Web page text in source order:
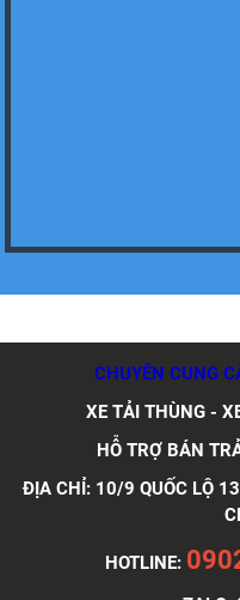
CHUYÊN CUNG
XE TẢI THÙNG -
HỖ TRỢ BÁN
ĐỊA CHỈ: 10/9 QUỐC LỘ
HOTLINE: